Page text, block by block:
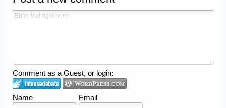
Comment as a Guest, or login:
Name Email